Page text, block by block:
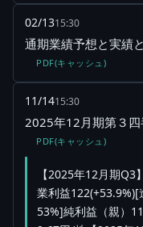
02/1315:30
通期業績予想と実績
PDF(キャッシュ)
11/1415:30
2025年12月期第３
PDF(キャッシュ)
【2025年12月期
業利益
53%]純利益（親）